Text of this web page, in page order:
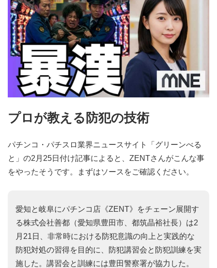
プロが教える防犯の技術
パチンコ・パチスロ業界ニュースサイト「グリーンべる
と」の2月25日付け記事によると、ZENTさんがこんな事
をやったそうです。まずはソースをご確認ください。
愛知と岐阜にパチンコ店《ZENT》をチェーン展開す
る株式会社善都（愛知県豊田市、都筑晶裕社長）は2
月21日、非常時における防犯意識の向上と実践的な
防犯対処の習得を目的に、防犯講習会と防犯訓練を実
施した。講習会と訓練には豊田警察署が協力した。